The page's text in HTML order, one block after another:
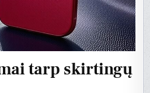
tarp skirtingų